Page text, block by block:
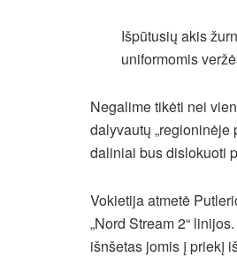
Išpūtusių akis
uniformomis
Negalime tikėti nei
dalyvautų
daliniai bus dislokuoti
Vokietija atmetė
„Nord Stream 2“
išnšetas jomis į priekį